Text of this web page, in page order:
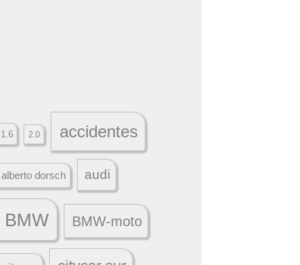
1.6 2.0 accidentes
alberto dorsch audi
BMW BMW-moto